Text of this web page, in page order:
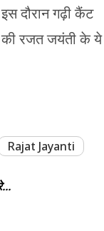
दौरान गढ़ी कैंट
की रजत जयंती के ये
Rajat Jayanti